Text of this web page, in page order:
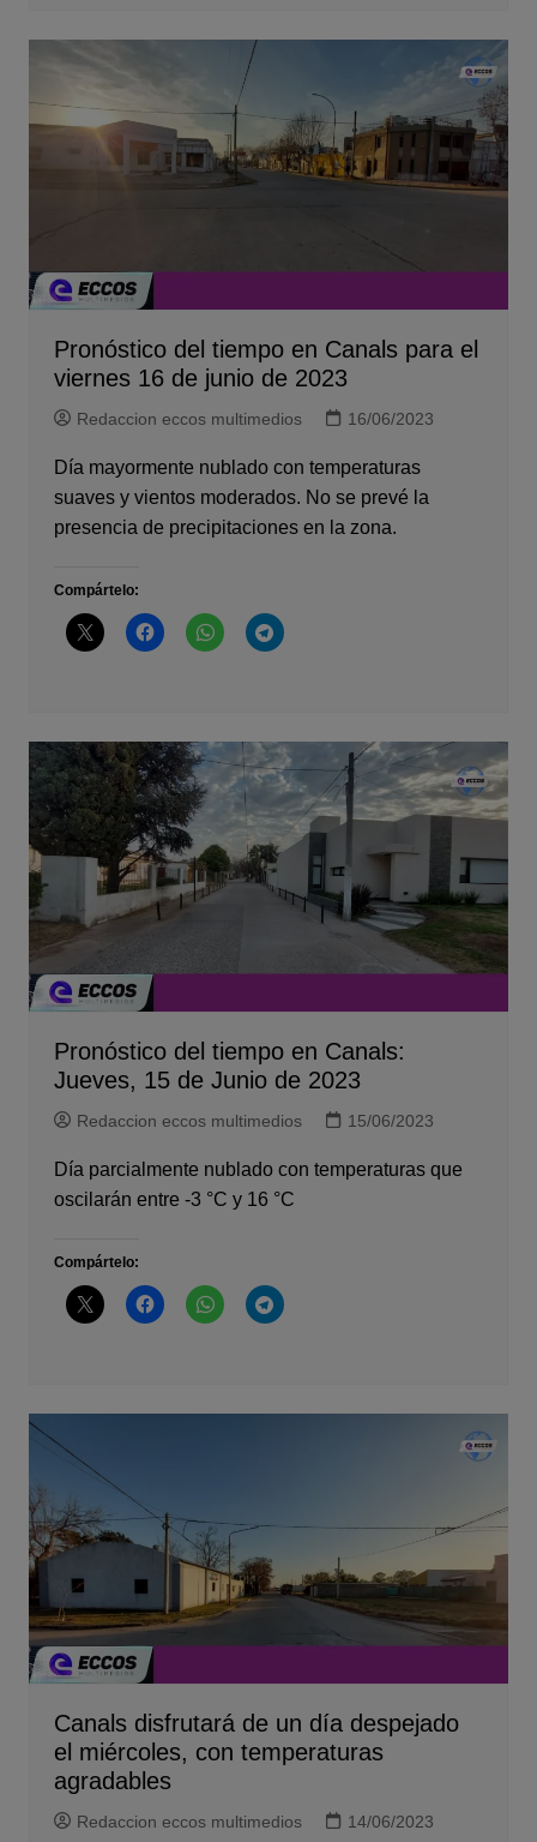
Pronóstico del tiempo en Canals para el
viernes 16 de junio de 2023
Redaccion eccos multimedios 16/06/2023
Día mayormente nublado con temperaturas
suaves y vientos moderados. No se prevé la
presencia de precipitaciones en la zona.
Compártelo:
Pronóstico del tiempo en Canals:
Jueves, 15 de Junio de 2023
Redaccion eccos multimedios 15/06/2023
Día parcialmente nublado con temperaturas que
oscilarán entre -3 °C y 16 °C
Compártelo:
Canals disfrutará de un día despejado
el miércoles, con temperaturas
agradables
Redaccion eccos multimedios 14/06/2023